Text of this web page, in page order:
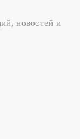
новостей и